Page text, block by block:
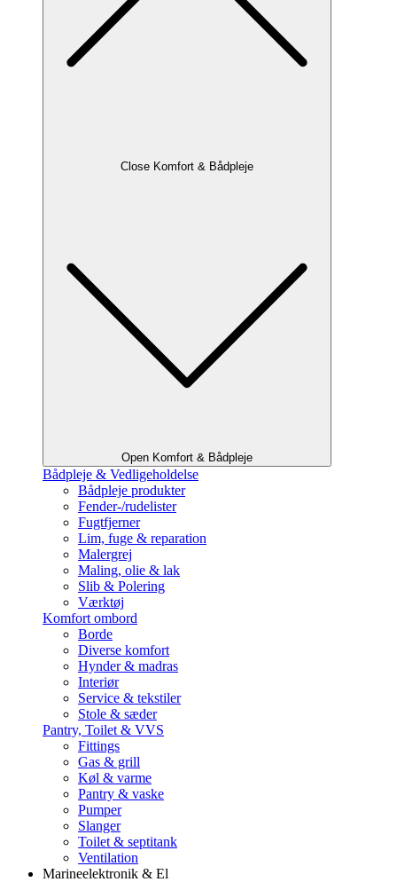
Close Komfort & Bådpleje
Open Komfort & Bådpleje
Bådpleje & Vedligeholdelse
Bådpleje produkter
Fender-/rudelister
Fugtfjerner
Lim, fuge & reparation
Malergrej
Maling, olie & lak
Slib & Polering
Værktøj
Komfort ombord
Borde
Diverse komfort
Hynder & madras
Interiør
Service & tekstiler
Stole & sæder
Pantry, Toilet & VVS
Fittings
Gas & grill
Køl & varme
Pantry & vaske
Pumper
Slanger
Toilet & septitank
Ventilation
Marineelektronik & El